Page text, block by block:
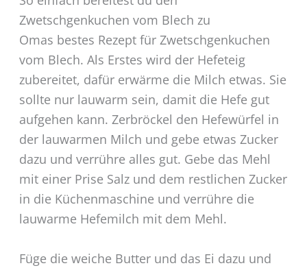
Zwetschgenkuchen vom Blech zu
Omas bestes Rezept für Zwetschgenkuchen
vom Blech. Als Erstes wird der Hefeteig
zubereitet, dafür erwärme die Milch etwas. Sie
sollte nur lauwarm sein, damit die Hefe gut
aufgehen kann. Zerbröckel den Hefewürfel in
der lauwarmen Milch und gebe etwas Zucker
dazu und verrühre alles gut. Gebe das Mehl
mit einer Prise Salz und dem restlichen Zucker
in die Küchenmaschine und verrühre die
lauwarme Hefemilch mit dem Mehl.
Füge die weiche Butter und das Ei dazu und